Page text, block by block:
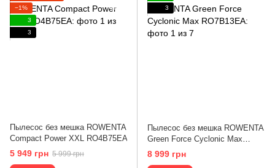
−1%
3
3
Пылесос без мешка ROWENTA
Compact Power XXL RO4B75EA
5 949 грн 5 999 грн
3
Пылесос без мешка ROWENTA
Green Force Cyclonic Max
RO7B13EA
8 999 грн